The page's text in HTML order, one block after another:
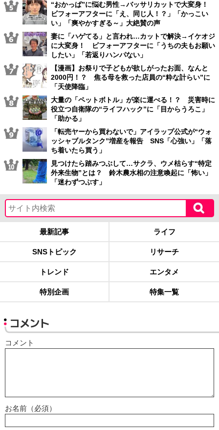
“おかっぱ”に悩む男性→バッサリカットで大変身！
ビフォーアフターに「え、同じ人！？」「かっこい
い」「爽やかすぎる～」大絶賛の声
妻に「ハゲてる」と言われ…カットで解決→イケオジ
に大変身！ ビフォーアフターに「うちの夫もお願い
したい」「若返りハンパない」
【漫画】お祭りで子どもが欲しがったお面、なんと
2000円！？ 焦る母を救った店員の“粋な計らい”に
「天使降臨」
大量の「ペットボトル」が楽に運べる！？ 災害時に
役立つ自衛隊の“ライフハック”に「目からうろこ」
「助かる」
「転売ヤーから買わないで」アイラップ公式が“ウォ
ッシャブルタンク”増産を報告 SNS「心強い」「落
ち着いたら買う」
見つけたら踏みつぶして…サクラ、ウメ枯らす“特定
外来生物”とは？ 鈴木農水相の注意喚起に「怖い」
「迷わずつぶす」
最新記事 ライフ
SNSトピック リサーチ
トレンド エンタメ
特別企画 特集一覧
コメント
コメント
お名前（必須）